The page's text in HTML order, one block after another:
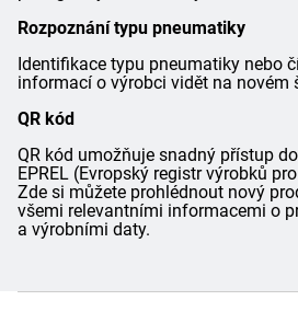
Rozpoznání typu pneumatiky
Identifikace typu pneumatiky nebo
informací o výrobci vidět na novém
QR kód
QR kód umožňuje snadný přístup
EPREL (Evropský registr výrobků
Zde si můžete prohlédnout nový
všemi relevantními informacemi o
a výrobními daty.